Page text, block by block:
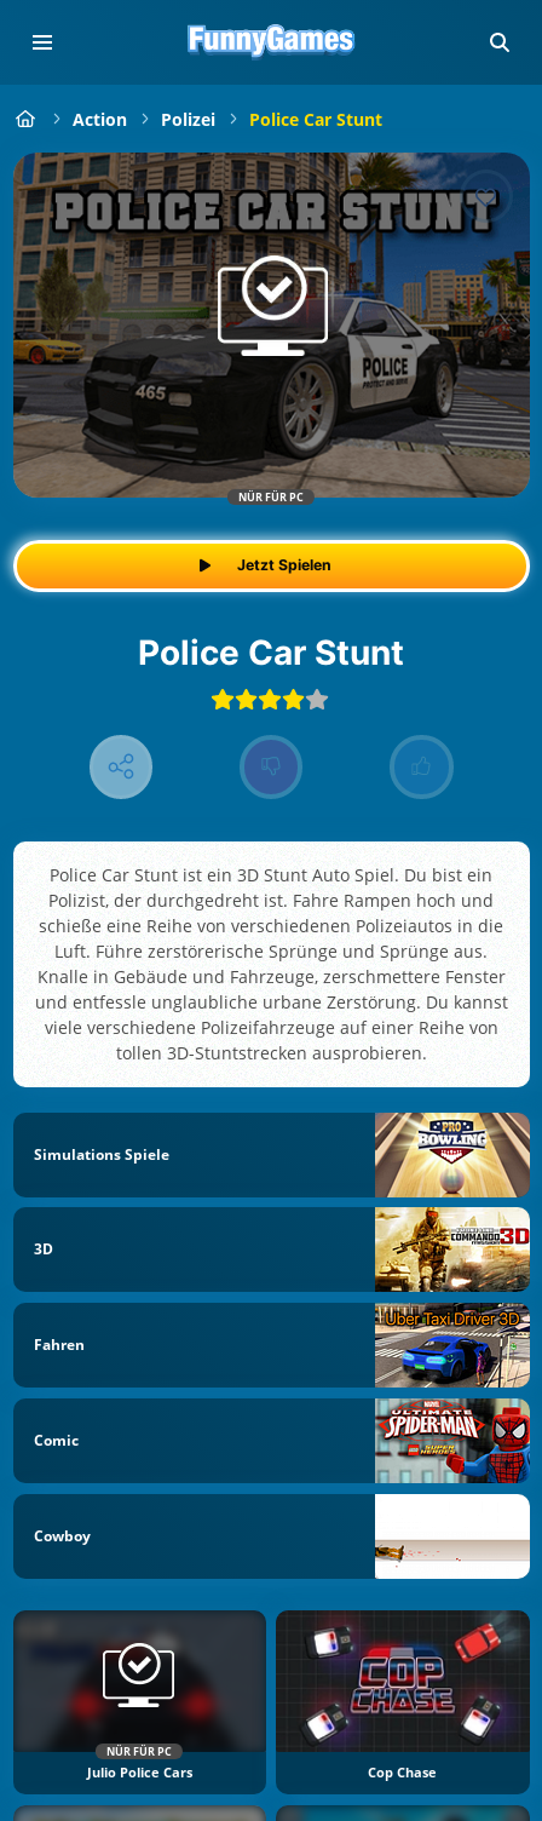
Action Polizei Police Car Stunt
NÜR FÜR PC
Jetzt Spielen
Police Car Stunt
Police Car Stunt ist ein 3D Stunt Auto Spiel. Du bist ein
Polizist, der durchgedreht ist. Fahre Rampen hoch und
schieße eine Reihe von verschiedenen Polizeiautos in die
Luft. Führe zerstörerische Sprünge und Sprünge aus.
Knalle in Gebäude und Fahrzeuge, zerschmettere Fenster
und entfessle unglaubliche urbane Zerstörung. Du kannst
viele verschiedene Polizeifahrzeuge auf einer Reihe von
tollen 3D-Stuntstrecken ausprobieren.
Simulations Spiele
3D
Fahren
Comic
Cowboy
NÜR FÜR PC
Julio Police Cars Cop Chase